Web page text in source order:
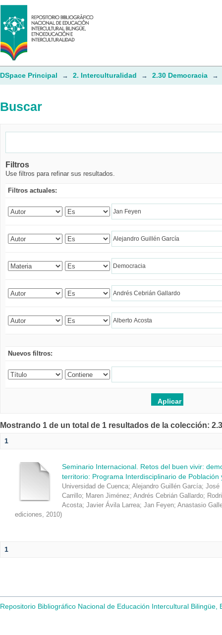
Buscar
DSpace Principal → 2. Interculturalidad → 2.30 Democracia →
Buscar
Filtros
Use filtros para refinar sus resultados.
Filtros actuales:
Nuevos filtros:
Mostrando 1 de un total de 1 resultados de la colección:
1
Seminario Internacional. Retos del buen vivir:
territorio: Programa Interdisciplinario de
Universidad de Cuenca; Alejandro Guillén García; José
Carrillo; Maren Jiménez; Andrés Cebrián Gallardo;
Acosta; Javier Ávila Larrea; Jan Feyen; Anastasio
ediciones, 2010)
1
Repositorio Bibliográfico Nacional de Educación Intercultural